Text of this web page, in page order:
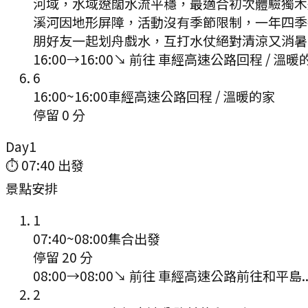
溪河因地形屏障，活動沒有季節限制，一年四
朋好友一起划舟戲水，互打水仗絕對清涼又消
16:00→16:00↘ 前往 車經高速公路回程 / 溫暖
6
16:00~16:00車經高速公路回程 / 溫暖的家
停留 0 分
Day1
⏱07:40 出發
景點安排
1
07:40~08:00集合出發
停留 20 分
08:00→08:00↘ 前往 車經高速公路前往和平島..
2